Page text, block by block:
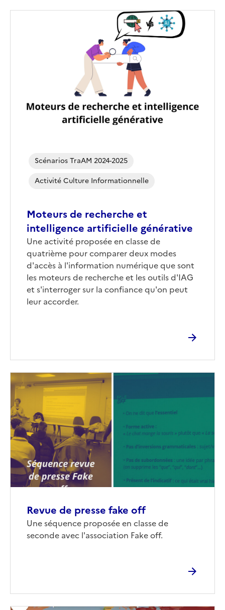
Moteurs de recherche et
intelligence artificielle générative
Corps
Une activité proposée en classe de
quatrième pour comparer deux modes
d'accès à l'information numérique que sont
les moteurs de recherche et les outils d'IAG
et s'interroger sur la confiance qu'on peut
leur accorder.
Scénarios TraAM 2024-2025
Activité Culture Informationnelle
Revue de presse fake off
Corps
Une séquence proposée en classe de
seconde avec l'association Fake off.
Image
de
couverture
(conseillée)